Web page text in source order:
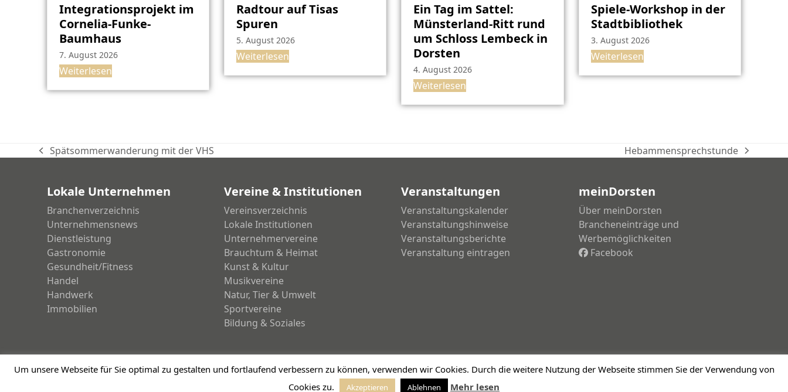
Integrationsprojekt im
Cornelia-Funke-
Baumhaus
7. August 2026
Weiterlesen
Radtour auf Tisas
Spuren
5. August 2026
Weiterlesen
Ein Tag im Sattel:
Münsterland-Ritt rund
um Schloss Lembeck in
Dorsten
4. August 2026
Weiterlesen
Spiele-Workshop in der
Stadtbibliothek
3. August 2026
Weiterlesen
vorheriger
Spätsommerwanderung mit der VHS
Nächster
Hebammensprechstunde
Lokale Unternehmen
Branchenverzeichnis
Unternehmensnews
Dienstleistung
Gastronomie
Gesundheit/Fitness
Handel
Handwerk
Immobilien
Vereine & Institutionen
Vereinsverzeichnis
Lokale Institutionen
Unternehmervereine
Brauchtum & Heimat
Kunst & Kultur
Musikvereine
Natur, Tier & Umwelt
Sportvereine
Bildung & Soziales
Veranstaltungen
Veranstaltungskalender
Veranstaltungshinweise
Veranstaltungsberichte
Veranstaltung eintragen
meinDorsten
Über meinDorsten
Brancheneinträge und
Werbemöglichkeiten
Facebook
Um unsere Webseite für Sie optimal zu gestalten und fortlaufend verbessern zu können, verwenden wir Cookies. Durch die weitere Nutzung der Webseite stimmen Sie der Verwendung von
Cookies zu.
Akzeptieren Ablehnen Mehr lesen